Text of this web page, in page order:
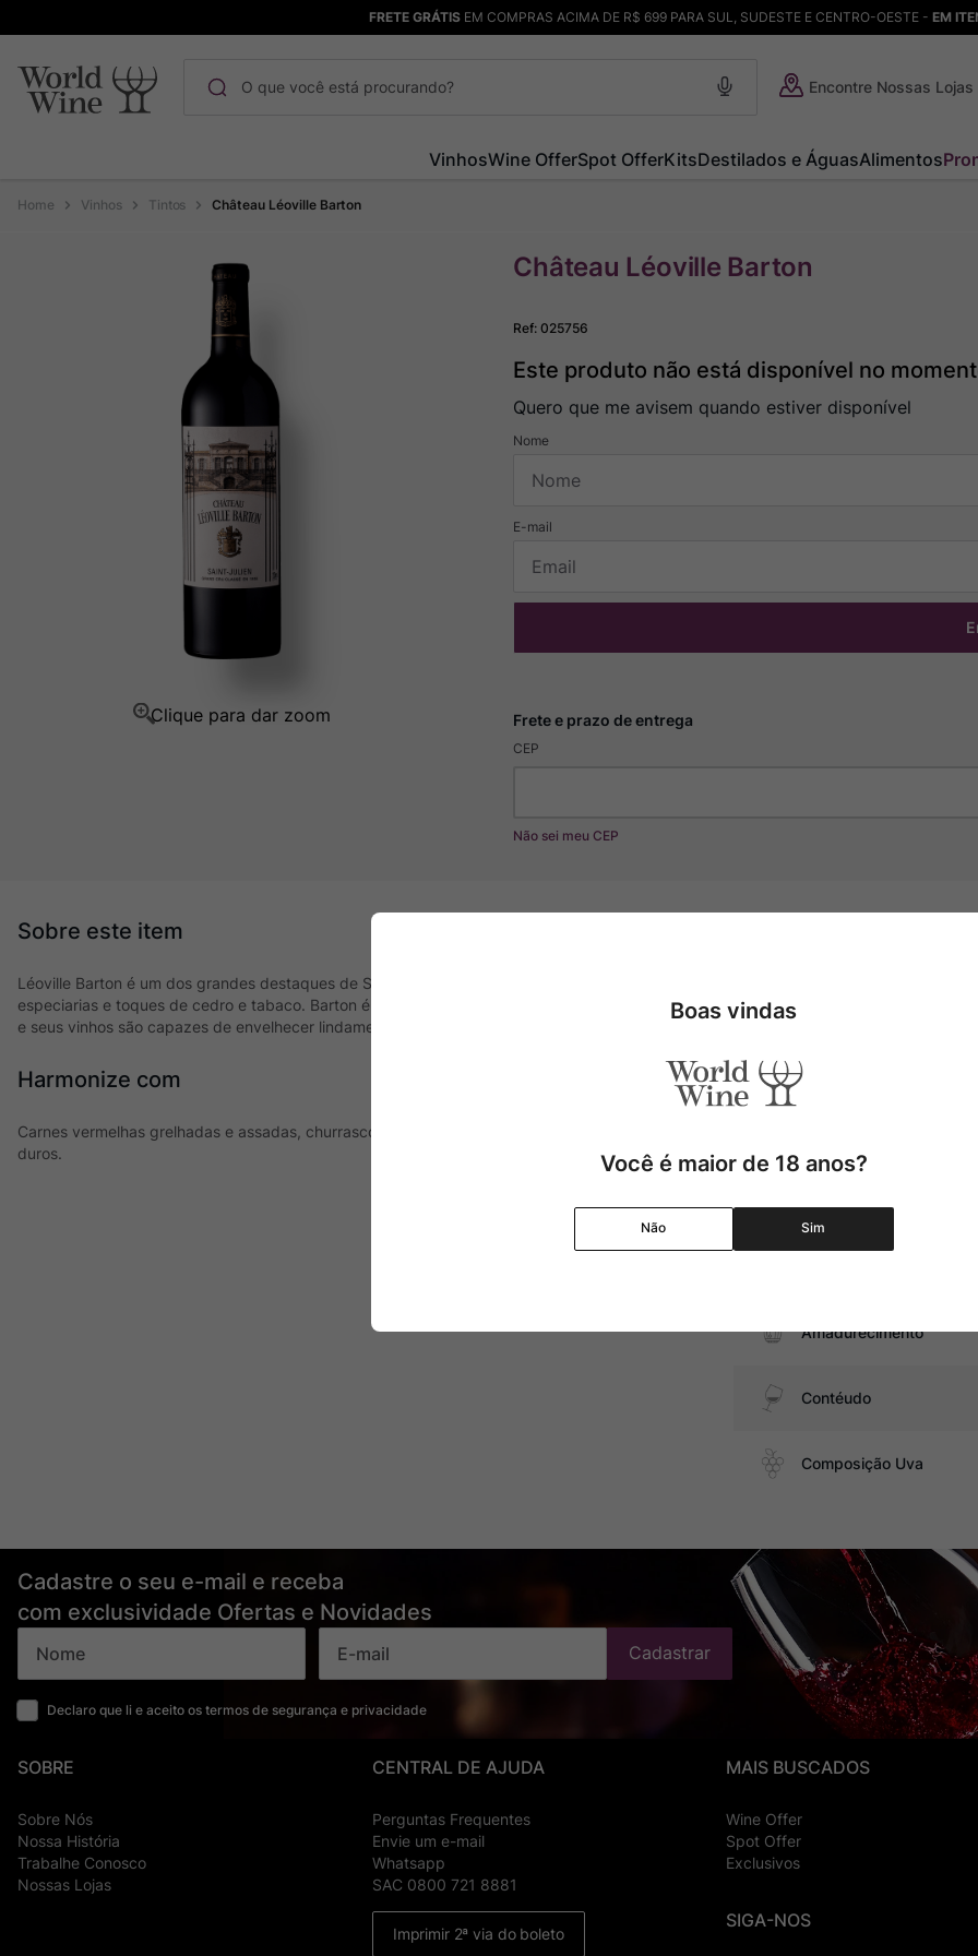
FRETE GRÁTISEM COMPRAS ACIMA DE R$ 699 PARA SUL, SUDESTE E CENTRO-OESTE - EM
Encontre Nossas Lojas
VinhosWine OfferSpot OfferKitsDestilados e ÁguasAlimentos
Vinhos Tintos Château Léoville Barton
Château Léoville Barton
Ref:025756
Este produto não está disponível no
Quero que me avisem quando estiver disponível
CEP
Não sei meu CEP
Léoville Barton é um dos grandes destaques de Saint-Julien. Destaque para cerejas e cassis,
especiarias e toques de cedro e tabaco. Barton é um dos mais importantes vinhos de Saint-Julien
e seus vinhos são capazes de envelhecer lindamente por décadas.
Harmonize com
Carnes vermelhas grelhadas e assadas, churrasco, cordeiro, carnes suínas, além de queijos
duros.
Uva
Amadurecimento
Contéudo
Composição Uva
Cadastre o seu e-mail e receba
com exclusividade Ofertas e Novidades
Declaro que li e aceito os termos de segurança e privacidade
Cadastrar
SOBRE
Sobre Nós
Nossa História
Trabalhe Conosco
Nossas Lojas
CENTRAL DE AJUDA
Perguntas Frequentes
Envie um e-mail
Whatsapp
SAC 0800 721 8881
Imprimir 2ª via do boleto
MAIS BUSCADOS
Wine Offer
Spot Offer
Exclusivos
SIGA-NOS
1º Maçanita
Bodega Garzon
Ver Sacrum
Champagne
Boas vindas
Você é maior de 18 anos?
Não Sim